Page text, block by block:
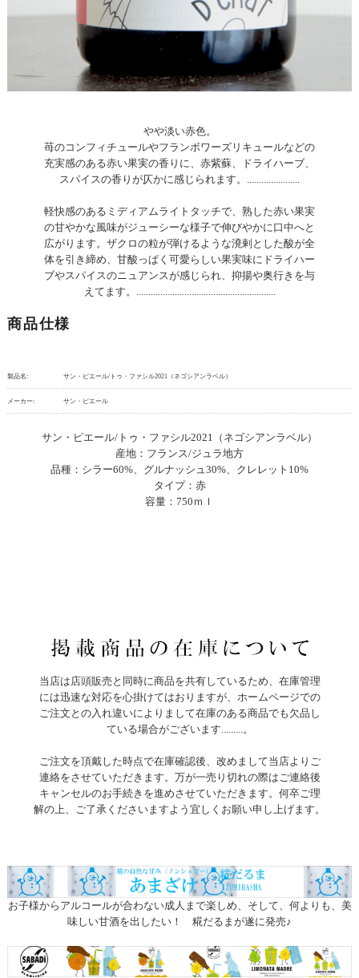
やや淡い赤色。
苺のコンフィチュールやフランボワーズリキュールなどの
充実感のある赤い果実の香りに、赤紫蘇、ドライハーブ、
スパイスの香りが仄かに感じられます。......................
軽快感のあるミディアムライトタッチで、熟した赤い果実
の甘やかな風味がジューシーな様子で伸びやかに口中へと
広がります。ザクロの粒が弾けるような溌剌とした酸が全
体を引き締め、甘酸っぱく可愛らしい果実味にドライハー
ブやスパイスのニュアンスが感じられ、抑揚や奥行きを与
えてます。..........................................................
商品仕様
製品名: サン・ピエール/トゥ・ファシル2021（ネゴシアンラベル）
メーカー: サン・ピエール
サン・ピエール/トゥ・ファシル2021（ネゴシアンラベル）
産地：フランス/ジュラ地方
品種：シラー60%、グルナッシュ30%、クレレット10%
タイプ：赤
容量：750ｍｌ
当店は店頭販売と同時に商品を共有しているため、在庫管理
には迅速な対応を心掛けてはおりますが、ホームページでの
ご注文との入れ違いによりまして在庫のある商品でも欠品し
ている場合がございます.........。
ご注文を頂戴した時点で在庫確認後、改めまして当店よりご
連絡をさせていただきます。万が一売り切れの際はご連絡後
キャンセルのお手続きを進めさせていただきます。何卒ご理
解の上、ご了承くださいますよう宜しくお願い申し上げます。
お子様からアルコールが合わない成人まで楽しめ、そして、何よりも、美
味しい甘酒を出したい！ 糀だるまが遂に発売♪